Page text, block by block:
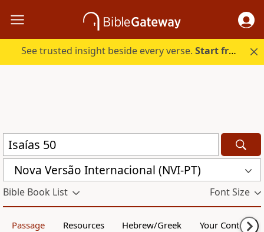
See trusted insight beside every verse.Start free.
Nova Versão Internacional (NVI-PT)
Bible Book List Font Size
Passage Resources Hebrew/Greek Your Content